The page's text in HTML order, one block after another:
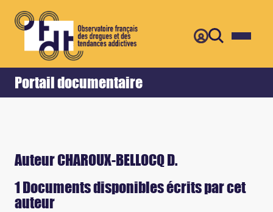
Portail documentaire
Accueil Retour
Auteur CHAROUX-BELLOCQ D.
1 Documents disponibles écrits par cet
auteur